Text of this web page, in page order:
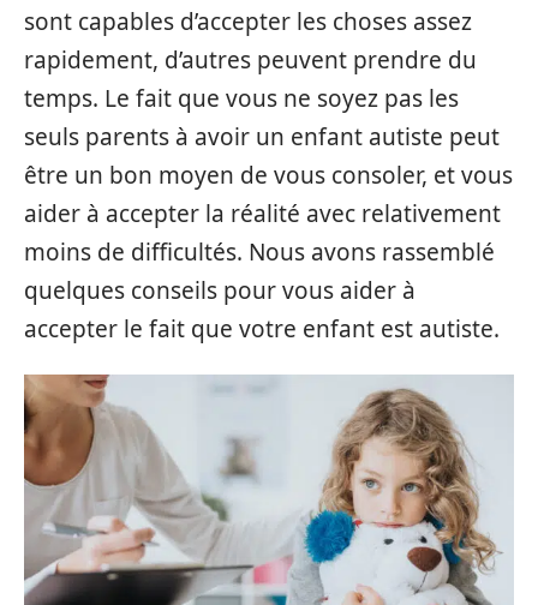
sont capables d’accepter les choses assez
rapidement, d’autres peuvent prendre du
temps. Le fait que vous ne soyez pas les
seuls parents à avoir un enfant autiste peut
être un bon moyen de vous consoler, et vous
aider à accepter la réalité avec relativement
moins de difficultés. Nous avons rassemblé
quelques conseils pour vous aider à
accepter le fait que votre enfant est autiste.